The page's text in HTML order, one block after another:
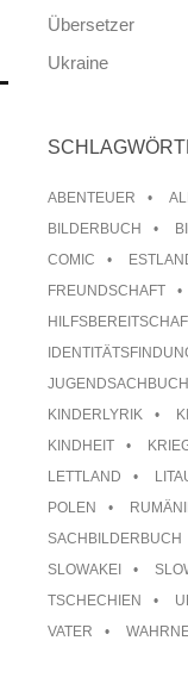
Übersetzer
Ukraine
ABENTEUER
BILDERBUCH
COMIC
FREUNDSCHAFT
JUGENDSACHBUCH
KINDERLYRIK
KINDHEIT
LETTLAND
POLEN
SACHBILDERBUCH
SLOWAKEI
TSCHECHIEN
VATER